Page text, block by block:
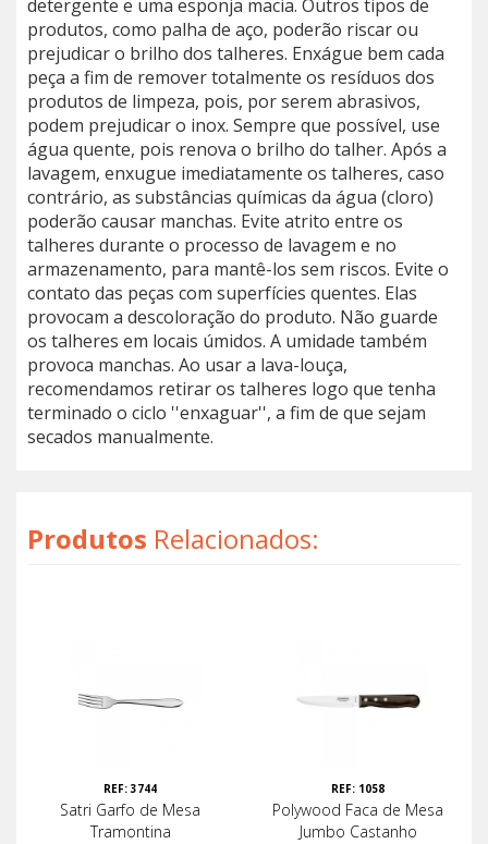
detergente e uma esponja macia. Outros tipos de
produtos, como palha de aço, poderão riscar ou
prejudicar o brilho dos talheres. Enxágue bem cada
peça a fim de remover totalmente os resíduos dos
produtos de limpeza, pois, por serem abrasivos,
podem prejudicar o inox. Sempre que possível, use
água quente, pois renova o brilho do talher. Após a
lavagem, enxugue imediatamente os talheres, caso
contrário, as substâncias químicas da água (cloro)
poderão causar manchas. Evite atrito entre os
talheres durante o processo de lavagem e no
armazenamento, para mantê-los sem riscos. Evite o
contato das peças com superfícies quentes. Elas
provocam a descoloração do produto. Não guarde
os talheres em locais úmidos. A umidade também
provoca manchas. Ao usar a lava-louça,
recomendamos retirar os talheres logo que tenha
terminado o ciclo ''enxaguar'', a fim de que sejam
secados manualmente.
Produtos Relacionados:
REF: 3744
Satri Garfo de Mesa
Tramontina
REF: 1058
Polywood Faca de Mesa
Jumbo Castanho